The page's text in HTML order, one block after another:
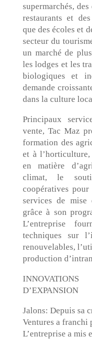
supermarchés,
restaurants et
que des écoles et
secteur du
un marché de
les lodges et les
biologiques et
demande
dans la culture
Principaux
vente, Tac Maz
formation des
et à
en matière
climat, le
coopératives
services de mise
grâce à son
L’entreprise
techniques sur
renouvelables,
production
D’EXPANSION
Jalons: Depuis sa
Ventures a franchi
L’entreprise a mis